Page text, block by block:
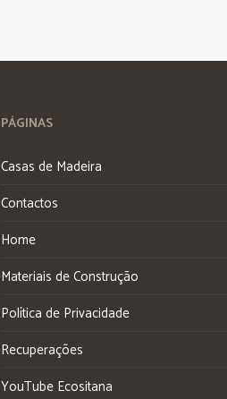
PÁGINAS
Casas de Madeira
Contactos
Home
Materiais de Construção
Política de Privacidade
Recuperações
YouTube Ecositana